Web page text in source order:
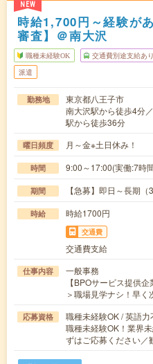
NEW
時給1,700円～経験が
審査】＠南大沢
職種未経験OK 交通費別途支給あり
派遣
勤務地
東京都八王子市
南大沢駅から徒歩4分
駅から徒歩36分
曜日頻度 月～金※土日休み！
時間 9:00～17:00(実働:7時
期間 【急募】即日～長期
時給 時給1700円
交通費
交通費支給
仕事内容
一般事務
【BPOサービス提供
＞職場見学ナシ！早
応募資格
職種未経験OK / 英語力
職種未経験OK！業界
ずはご応募ください